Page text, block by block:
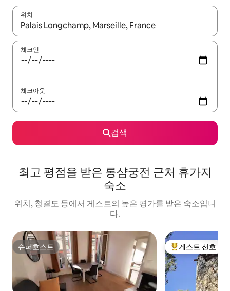
위치
결과가 나오면 위·아래 화살표 키를 사용하거나 터치 또는 스와이
체크인
체크아웃
검색
최고 평점을 받은 롱샴궁전 근처 휴가지
숙소
위치, 청결도 등에서 게스트의 높은 평가를 받은 숙소입니
다.
슈퍼호스트
슈퍼호스트 상위 게스트 선호
게스트 선호